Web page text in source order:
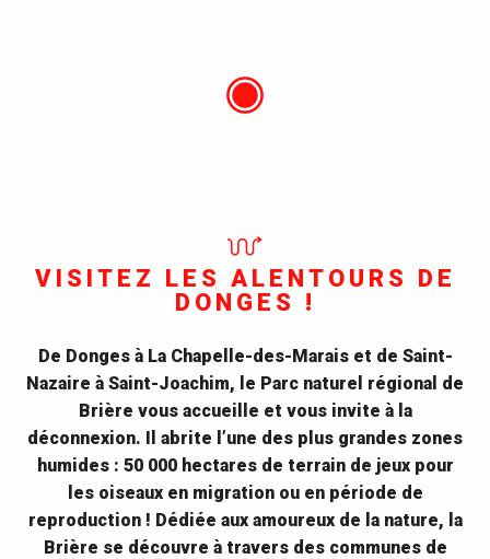
VISITEZ LES ALENTOURS DE
DONGES !
De Donges à La Chapelle-des-Marais et de Saint-
Nazaire à Saint-Joachim, le Parc naturel régional de
Brière vous accueille et vous invite à la
déconnexion. Il abrite l’une des plus grandes zones
humides : 50 000 hectares de terrain de jeux pour
les oiseaux en migration ou en période de
reproduction ! Dédiée aux amoureux de la nature, la
Brière se découvre à travers des communes de